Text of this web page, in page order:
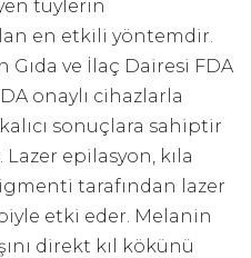
tüylerin
en etkili yöntemdir.
ve İlaç Dairesi FDA
onaylı cihazlarla
sonuçlara sahiptir
epilasyon, kıla
tarafından lazer
etki eder. Melanin
direkt kıl kökünü